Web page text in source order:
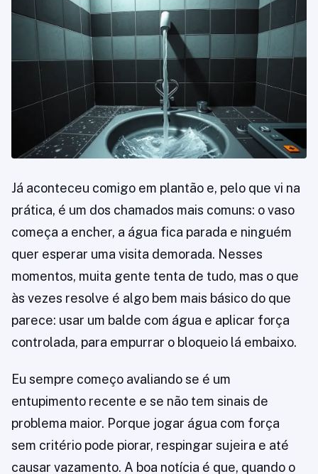
Já aconteceu comigo em plantão e, pelo que vi na
prática, é um dos chamados mais comuns: o vaso
começa a encher, a água fica parada e ninguém
quer esperar uma visita demorada. Nesses
momentos, muita gente tenta de tudo, mas o que
às vezes resolve é algo bem mais básico do que
parece: usar um balde com água e aplicar força
controlada, para empurrar o bloqueio lá embaixo.
Eu sempre começo avaliando se é um
entupimento recente e se não tem sinais de
problema maior. Porque jogar água com força
sem critério pode piorar, respingar sujeira e até
causar vazamento. A boa notícia é que, quando o